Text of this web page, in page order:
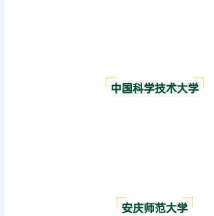
中国科学技术大学
安庆师范大学